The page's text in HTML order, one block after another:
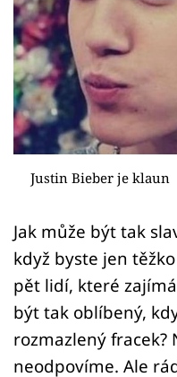
Sex a vztahy
Videa
Sledujte prima+
Přihlášení
Sledujte nás
Justin Bieber je klaun
Jak může být tak
když byste jen
pět lidí, které
být tak oblíbený,
rozmazlený fracek?
neodpovíme. Ale